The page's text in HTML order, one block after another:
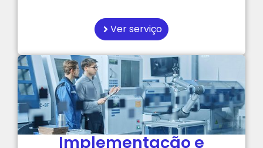
Ver serviço
Implementação e